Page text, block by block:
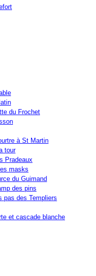
du Frochet
à St Martin
tour
Pradeaux
masks
du Guimand
des pins
pas des Templiers
et cascade blanche